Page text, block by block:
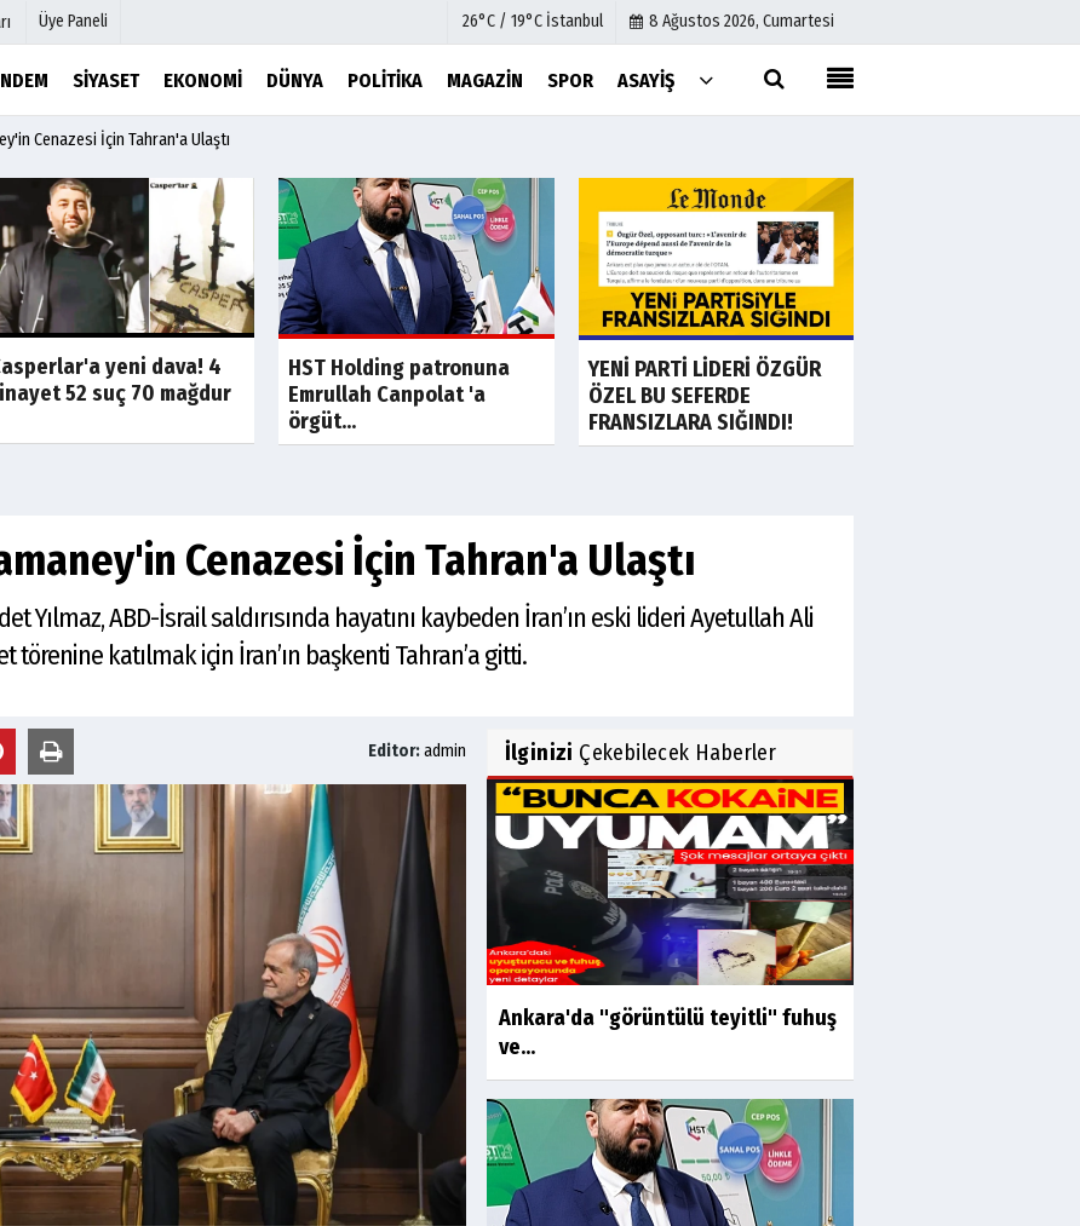
Üye Paneli 26°C / 19°C İstanbul 8 Ağustos 2026, Cumartesi
SIYASET EKONOMI DÜNYA POLITIKA MAGAZIN SPOR ASAYIŞ
Video Galeri
Foto Galeri
Etkinlikler
İletişim
Çerez Politikası
Gizlilik İlkeleri
Cenazesi İçin Tahran'a Ulaştı
Son Dakika
yeni dava! 4
52 suç 70 mağdur
Son Dakika
HST Holding patronuna
Emrullah Canpolat 'a
örgüt...
Son Dakika
YENİ PARTİ LİDERİ ÖZGÜR
ÖZEL BU SEFERDE
FRANSIZLARA SIĞINDI!
Cenazesi İçin Tahran'a Ulaştı
Yılmaz, ABD-İsrail saldırısında hayatını kaybeden İran’ın eski lideri Ayetullah Ali
katılmak için İran’ın başkenti Tahran’a gitti.
Editor:admin İlginizi Çekebilecek Haberler
Ankara'da "görüntülü teyitli" fuhuş
ve...